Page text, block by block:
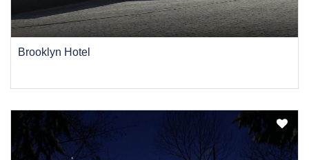
Brooklyn Hotel